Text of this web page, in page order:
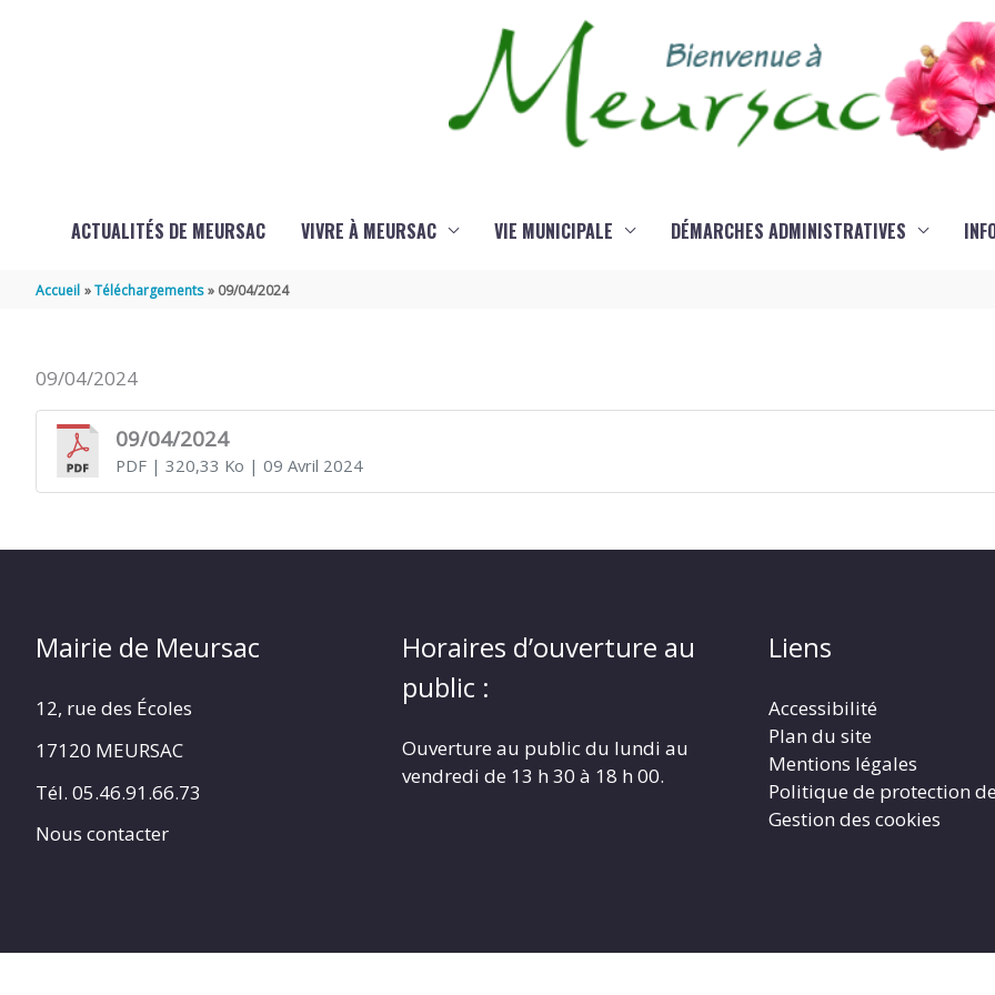
ACTUALITÉS DE MEURSAC VIVRE À MEURSAC VIE MUNICIPALE DÉMARCHES ADMINISTRATIVES
Accueil Téléchargements 09/04/2024
09/04/2024
09/04/2024
PDF| 320,33 Ko | 09 Avril 2024
Mairie de Meursac
12, rue des Écoles
17120 MEURSAC
Tél. 05.46.91.66.73
Nous contacter
Horaires d’ouverture au
public :
Ouverture au public du lundi au
vendredi de 13 h 30 à 18 h 00.
Liens
Accessibilité
Plan du site
Mentions légales
Politique de protection
Gestion des cookies